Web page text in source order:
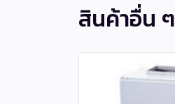
สินค้าอื่น ๆ